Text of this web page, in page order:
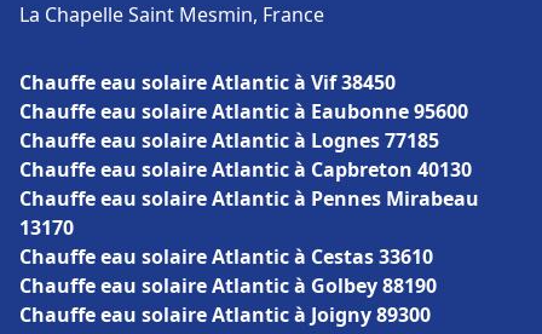
La Chapelle Saint Mesmin, France
Chauffe eau solaire Atlantic à Vif 38450
Chauffe eau solaire Atlantic à Eaubonne 95600
Chauffe eau solaire Atlantic à Lognes 77185
Chauffe eau solaire Atlantic à Capbreton 40130
Chauffe eau solaire Atlantic à Pennes Mirabeau
13170
Chauffe eau solaire Atlantic à Cestas 33610
Chauffe eau solaire Atlantic à Golbey 88190
Chauffe eau solaire Atlantic à Joigny 89300